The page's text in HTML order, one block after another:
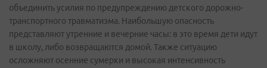
объединить усилия по предупреждению детского дорожно-
транспортного травматизма. Наибольшую опасность
представляют утренние и вечерние часы: в это время дети идут
в школу, либо возвращаются домой. Также ситуацию
осложняют осенние сумерки и высокая интенсивность